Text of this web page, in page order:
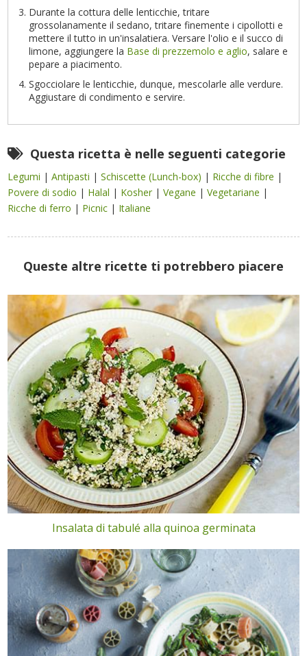
Durante la cottura delle lenticchie, tritare
grossolanamente il sedano, tritare finemente i cipollotti e
mettere il tutto in un'insalatiera. Versare l'olio e il succo di
limone, aggiungere la Base di prezzemolo e aglio, salare e
pepare a piacimento.
Sgocciolare le lenticchie, dunque, mescolarle alle verdure.
Aggiustare di condimento e servire.
Questa ricetta è nelle seguenti categorie
Legumi |Antipasti |Schiscette (Lunch-box) | Ricche di fibre |
Povere di sodio | Halal | Kosher |Vegane |Vegetariane |
Ricche di ferro | Picnic | Italiane
Queste altre ricette ti potrebbero piacere
Insalata di tabulé alla quinoa germinata